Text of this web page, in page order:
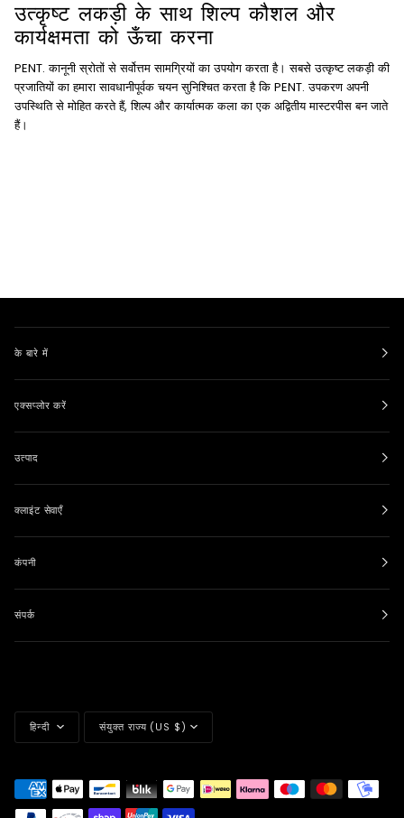
उत्कृष्ट लकड़ी के साथ शिल्प कौशल और
कार्यक्षमता को ऊँचा करना
PENT. कानूनी स्रोतों से सर्वोत्तम सामग्रियों का उपयोग करता है। सबसे उत्कृष्ट लकड़ी की
प्रजातियों का हमारा सावधानीपूर्वक चयन सुनिश्चित करता है कि PENT. उपकरण अपनी
उपस्थिति से मोहित करते हैं, शिल्प और कार्यात्मक कला का एक अद्वितीय मास्टरपीस बन जाते
हैं।
के बारे में
एक्सप्लोर करें
उत्पाद
क्लाइंट सेवाएँ
कंपनी
संपर्क
भाषा
हिन्दी
मुद्रा
संयुक्त राज्य (US $)